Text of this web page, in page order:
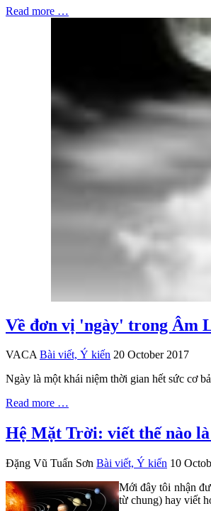
Read more …
Về đơn vị 'ngày' trong Âm
VACA Bài viết, Ý kiến 20 October 2017
Ngày là một khái niệm thời gian hết sức cơ
Read more …
Hệ Mặt Trời: viết thế nào là
Đặng Vũ Tuấn Sơn Bài viết, Ý kiến 10
Mới đây tôi nhận
từ chung) hay viết